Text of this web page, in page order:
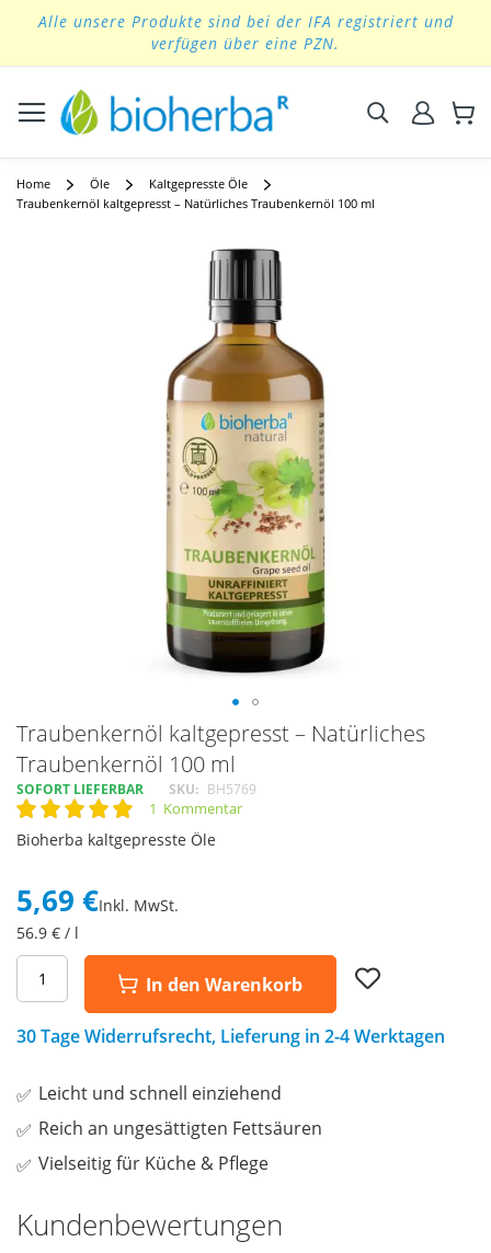
to
Alle unsere Produkte sind bei der IFA registriert und
verfügen über eine PZN.
Suchen
Home Öle
Kaltgepresste Öle
Traubenkernöl kaltgepresst – Natürliches Traubenkernöl 100 ml
Traubenkernöl kaltgepresst – Natürliches
Traubenkernöl 100 ml
SOFORT LIEFERBAR SKU BH5769
Rating: 1 Kommentar
Bioherba kaltgepresste Öle
5,69 €Inkl. MwSt.
56.9 € / l
In den Warenkorb
List
30 Tage Widerrufsrecht, Lieferung in 2-4 Werktagen
Leicht und schnell einziehend
Reich an ungesättigten Fettsäuren
Vielseitig für Küche & Pflege
Kundenbewertungen
Skip
the
beginning
of
the